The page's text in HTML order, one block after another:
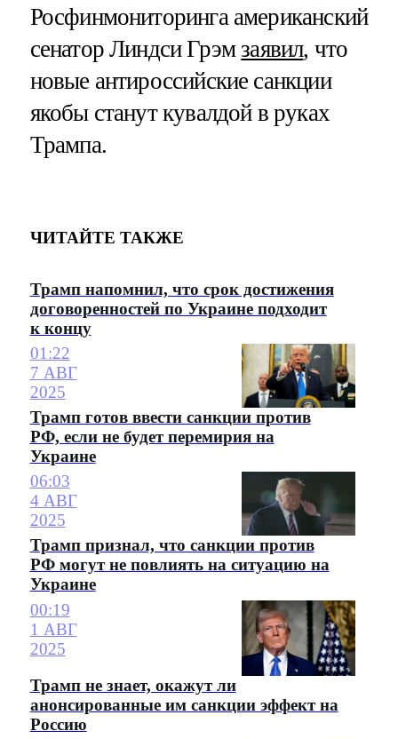
Росфинмониторинга американский
сенатор Линдси Грэмзаявил, что
новые антироссийские санкции
якобы станут кувалдой в руках
Трампа.
ЧИТАЙТЕ ТАКЖЕ
Трамп напомнил, что срок достижения
договоренностей по Украине подходит
к концу
01:22
7 АВГ
2025
Трамп готов ввести санкции против
РФ, если не будет перемирия на
Украине
06:03
4 АВГ
2025
Трамп признал, что санкции против
РФ могут не повлиять на ситуацию на
Украине
00:19
1 АВГ
2025
Трамп не знает, окажут ли
анонсированные им санкции эффект на
Россию